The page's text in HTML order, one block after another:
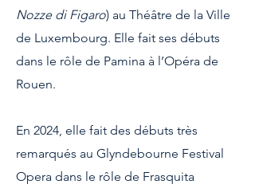
Nozze di Figaro) au Théâtre de la Ville
de Luxembourg. Elle fait ses débuts
dans le rôle de Pamina à l’Opéra de
Rouen.
En 2024, elle fait des débuts très
remarqués au Glyndebourne Festival
Opera dans le rôle de Frasquita